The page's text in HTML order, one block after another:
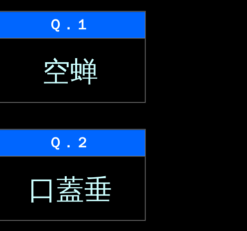
Ｑ．１
空蝉
Ｑ．２
口蓋垂